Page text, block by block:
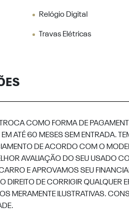
Relógio Digital
Travas Elétricas
COMO FORMA DE
ATÉ 60 MESES SEM ENTRADA.
DE ACORDO COM O
AVALIAÇÃO DO SEU USADO
E APROVAMOS SEU
DIREITO DE CORRIGIR QUALQUER
MERAMENTE ILUSTRATIVAS.